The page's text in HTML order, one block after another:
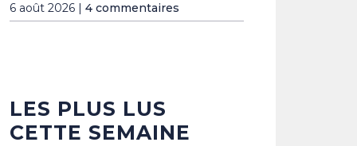
6 août 2026 | 4 commentaires
LES PLUS LUS
CETTE SEMAINE